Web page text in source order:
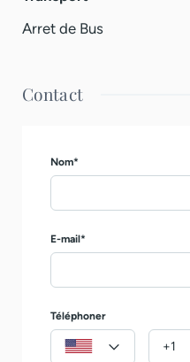
Arret de Bus
Contact
Nom*
E-mail*
Téléphoner